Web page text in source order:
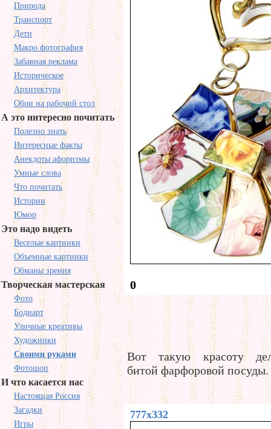
Природа
Транспорт
Дети
Макро фотография
Забавная реклама
Историческое
Архитектура
Обои на рабочий стол
А это интересно почитать
Полезно знать
Интересные факты
Анекдоты афоризмы
Умные слова
Что почитать
Истории
Юмор
Это надо видеть
Веселые картинки
Объемные картинки
Обманы зрения
Творческая мастерская
Фото
Бодиарт
Уличные креативы
Художники
Своими руками
Фотошоп
И что касается нас
Настоящая Россия
Загадки
Игры
0
Вот такую красоту
битой фарфоровой посуды.
777x332